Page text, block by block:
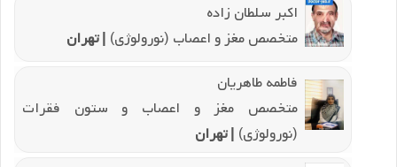
اکبر سلطان زاده
متخصص مغز و اعصاب (نورولوژی) | تهران
فاطمه طاهریان
متخصص مغز و اعصاب و ستون فقرات
(نورولوژی) | تهران